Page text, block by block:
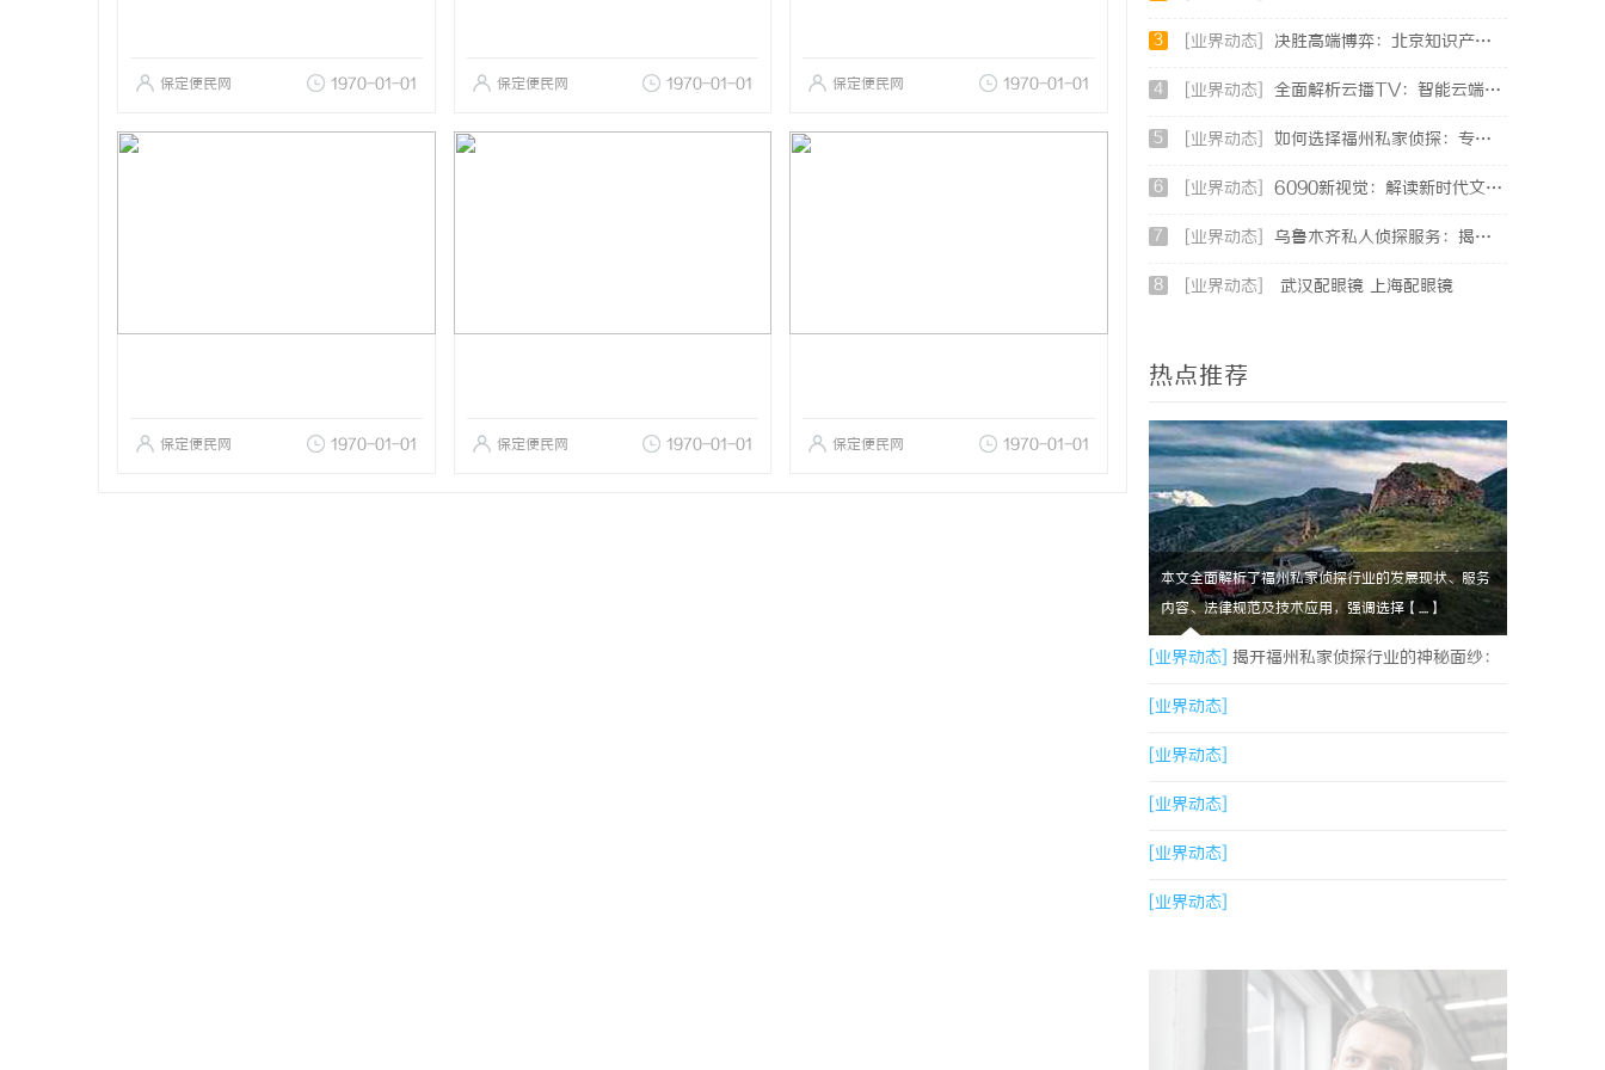
保定便民网 1970-01-01 保定便民网 1970-01-01 保定便民网 1970-01-01
保定便民网 1970-01-01 保定便民网 1970-01-01 保定便民网 1970-01-01
3 [业界动态] 决胜高端博弈：北京知识产权律师在疑难复杂案件中的破局之道
4 [业界动态] 全面解析云播TV：智能云端影视娱乐新趋势
5 [业界动态] 如何选择福州私家侦探：专业服务与实用指南详解
6 [业界动态] 6090新视觉：解读新时代文化潮流与审美变迁
7 [业界动态] 乌鲁木齐私人侦探服务：揭秘专业调查背后的故事与应用
8 [业界动态] 武汉配眼镜 上海配眼镜
热点推荐
本文全面解析了福州私家侦探行业的发展现状、服务
内容、法律规范及技术应用，强调选择【....】
[业界动态] 揭开福州私家侦探行业的神秘面纱：
服务、优势与法律解析
[业界动态]
[业界动态]
[业界动态]
[业界动态]
[业界动态]